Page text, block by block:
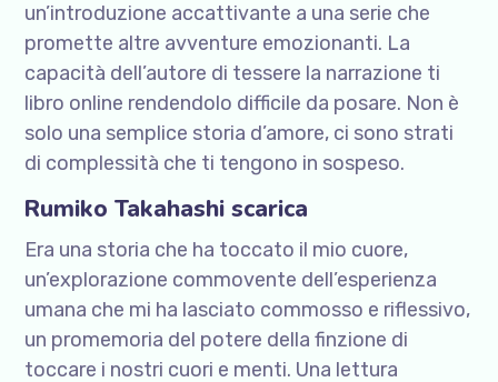
un’introduzione accattivante a una serie che
promette altre avventure emozionanti. La
capacità dell’autore di tessere la narrazione ti
libro online rendendolo difficile da posare. Non è
solo una semplice storia d’amore, ci sono strati
di complessità che ti tengono in sospeso.
Rumiko Takahashi scarica
Era una storia che ha toccato il mio cuore,
un’explorazione commovente dell’esperienza
umana che mi ha lasciato commosso e riflessivo,
un promemoria del potere della finzione di
toccare i nostri cuori e menti. Una lettura